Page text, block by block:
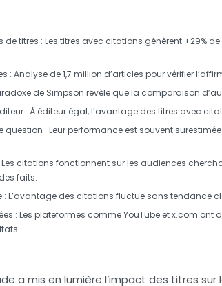
de titres : Les titres avec citations génèrent +29% de
: Analyse de1,7 million d’articles pour vérifier
de Simpson révèle que la comparaison
: À éditeur égal, l’avantage des titres avec
question : Leur performance est souvent
Les citations fonctionnent sur les audiences
faits.
: L’avantage des citations fluctue sans tendance
: Les plateformes comme YouTube et x.com ont
a mis en lumière l’impact des titres sur